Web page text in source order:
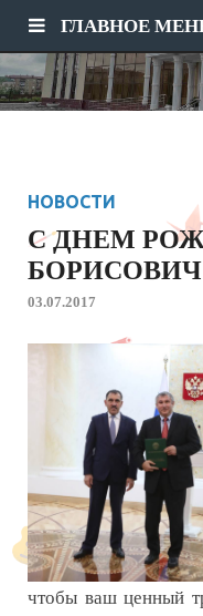
ГЛАВНОЕ
НОВОСТИ
С ДНЕМ
03.07.2017
чтобы ваш ценный